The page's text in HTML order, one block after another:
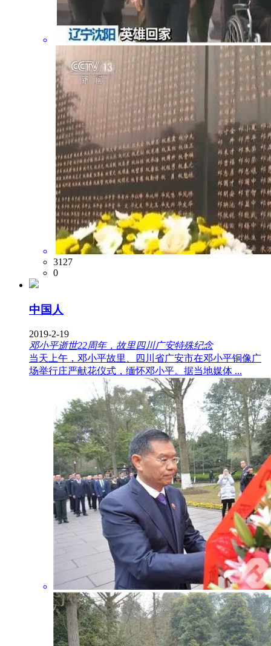
3127
0
中国人
2019-2-19
邓小平逝世22周年，故里四川广安特殊纪念
当天上午，邓小平故里、四川省广安市在邓小平铜像广
场举行庄严献花仪式，缅怀邓小平。据当地媒体 ...